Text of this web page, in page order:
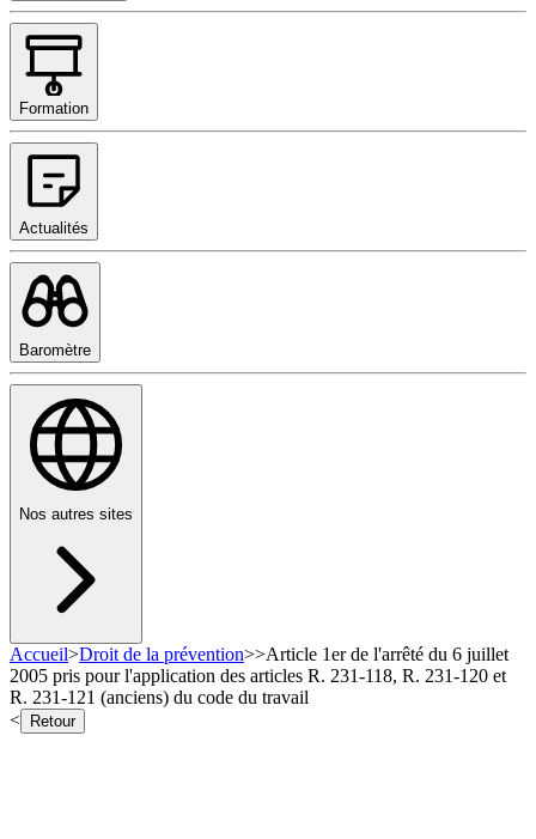
Formation
Actualités
Baromètre
Nos autres sites
Accueil>Droit de la prévention>>Article 1er de l'arrêté du 6 juillet
2005 pris pour l'application des articles R. 231-118, R. 231-120 et
R. 231-121 (anciens) du code du travail
<
Retour